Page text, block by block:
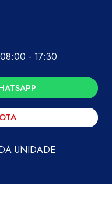
- 17:30
UNIDADE